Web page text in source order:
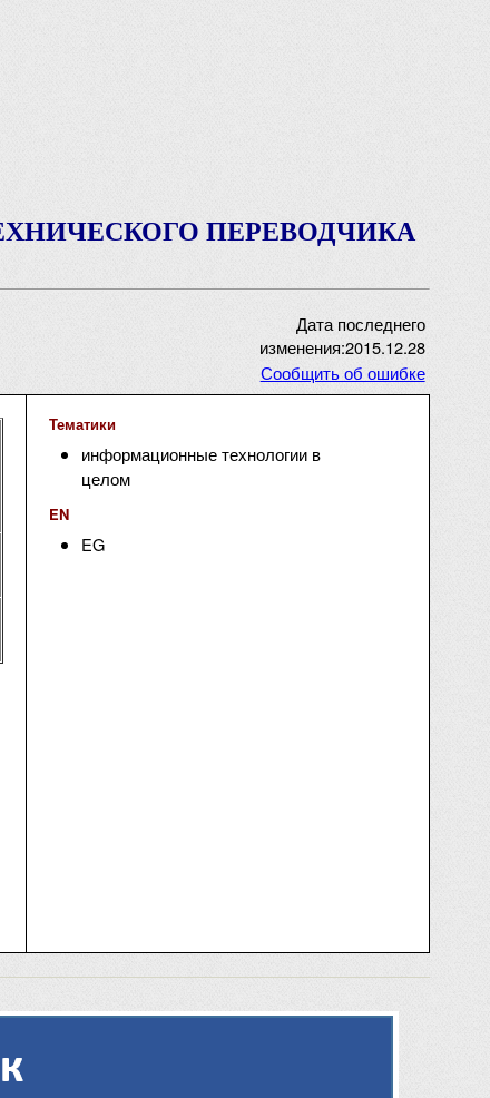
ПЕРЕВОДЧИКА
Дата последнего
изменения:2015.12.28
Сообщить об ошибке
Тематики
информационные технологии в
целом
EN
EG